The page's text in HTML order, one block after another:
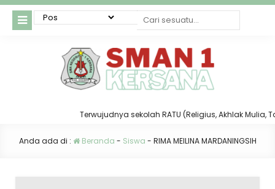
Terwujudnya sekolah RATU (Religius, Akhlak Mulia,
Anda ada di : Beranda - Siswa - RIMA MEILINA MARDANINGSIH